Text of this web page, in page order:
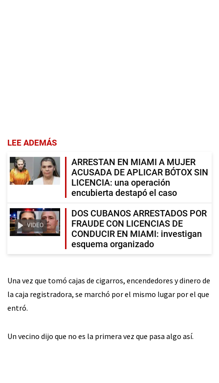
LEE ADEMÁS
ARRESTAN EN MIAMI A MUJER
ACUSADA DE APLICAR BÓTOX SIN
LICENCIA: una operación
encubierta destapó el caso
VIDEO
DOS CUBANOS ARRESTADOS POR
FRAUDE CON LICENCIAS DE
CONDUCIR EN MIAMI: investigan
esquema organizado
Una vez que tomó cajas de cigarros, encendedores y dinero de
la caja registradora, se marchó por el mismo lugar por el que
entró.
Un vecino dijo que no es la primera vez que pasa algo así.